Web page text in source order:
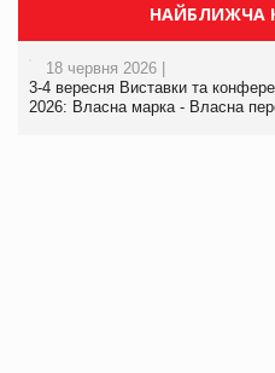
НАЙБЛИЖЧА
18 червня 2026 |
3-4 вересня Виставки та
2026: Власна марка - Власна